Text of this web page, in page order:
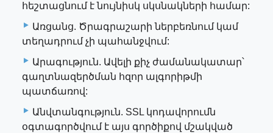
հեշտացնում է նույնիսկ սկսնակների համար:
Առցանց. Ծրագրաշարի ներբեռնում կամ
տեղադրում չի պահանջվում:
Արագություն. Ավելի քիչ ժամանակատար՝
գաղտնազերծման հզոր ալգորիթմի
պատճառով:
Անվտանգություն. SSL կոդավորումն
օգտագործվում է այս գործիքով մշակված